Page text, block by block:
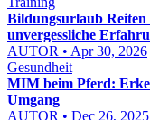
Bildungsurlaub
unvergessliche
AUTOR • Apr 30, 2026
Gesundheit
MIM beim Pferd:
Umgang
AUTOR • Dec 26, 2025